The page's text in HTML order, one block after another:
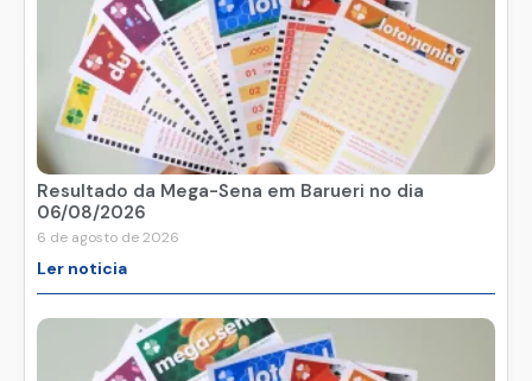
Resultado da Mega-Sena em Barueri no dia
06/08/2026
6 de agosto de 2026
Ler noticia